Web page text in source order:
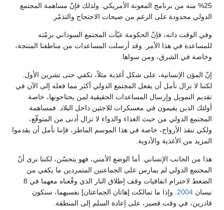
25% منه من برنامج المعونة الأمريكي. ولذلك فإنّ مساهمة المجتمع
الدولي محدودة على الرغم من صيحات الاحتجاج والتذمّر.
وفي الوقت ذاته، فإنّ الحكومة عبّأت المجتمع السوداني برمّته
للمساعدة في هذا الأمر. وقد أرسلت المساعدات من مناطقنا المنتجة،
وخاصة في الشرق، ومن سواها.
إنّ المؤن الإنسانية، على شكل أغذية مثلاً، تكفي حتى تشرين الأول.
لكننا لا نزال نأمل أن يفعل المجتمع الدولي أكثر مما فعله إلى الآن في
تقديم التمويل وإرسال المساعدات الحقيقية لمن يحتاجونها، خاصة
أولئك الذين يقيمون في معسكرات للاجئين داخل البلاد. فمساهمة
المجتمع الدولي من حيث الغذاء والدواء لا تزال أدنى من المتوقّع،
ولكي ننقذ الأرواح، خاصة في هذا الموسم الماطر، فإننا نأمل أن يقدموا
المزيد من الأغذية والأدوية.
هذا من الجانب الإنساني. أما الوضع الأمني، فهو يتحسّن، لكننا نرى أنّ
المجتمع الدولي لم يمارس على الجماعتين المتمردين ما يكفي من
الضغط لاحترام اتفاقيات وقف إطلاق النار الذي وقّعناه معهما في 8
نيسان 2004. وإذا ما تمالكت [هاتان الجماعتان] نفسيهما، سنكون
قادرين، في وقت قصير، على إعادة السلم إلى المنطقة.